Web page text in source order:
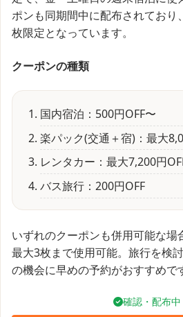
ポンも同期間中に配布されており
枚限定となっています。
クーポンの種類
国内宿泊：500円OFF〜
楽パック(交通＋宿)：最大
レンタカー：最大7,200円
バス旅行：200円OFF
いずれのクーポンも併用可能な場
最大3枚まで使用可能。旅行を検
の機会に早めの予約がおすすめで
確認・配布中